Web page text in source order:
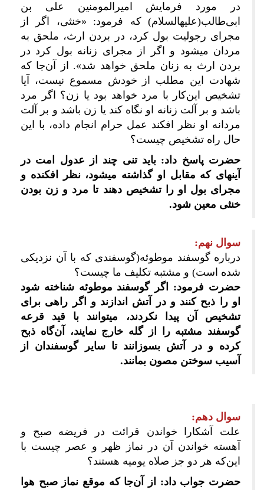
در مورد فرمایش امیرالمومنین علی بن
ابی‌طالب(علیه‎السلام) که فرمود: «خنثی، اگر از
مجرای رجولیت بول کرد، در بردن ارث، ملحق به
مردان می‎شود و اگر از مجرای زنانه بول کرد در
بردن ارث به زنان ملحق خواهد شد». از آن‌جا که
شهادت این مطلب از خودش مسموع نیست، آیا
تشخیص این‌کار با مرد خواهد بود یا زن؟ اگر مرد
باشد و بر آلت زنانه او نگاه کند یا زن باشد و بر آلت
مردانه او نظر افکند عمل حرام انجام داده، با این
حال راه تشخیص چیست؟
حضرت پاسخ داد: باید تنی چند از عدول امت در
آینه‎ای که مقابل او گذاشته می‎شود، نظر افکنده و
مجرای بول او را تشخیص دهند تا مرد و زن بودن
خنثی معین شود.
سوال نهم:
درباره گوسفند موطوئه(گوسفندی که با آن نزدیکی
شده است) و مشتبه تکلیف ما چیست؟
حضرت فرمود: اگر گوسفند موطوئه شناخته شود
او را ذبح کنند و در آتش اندازند و اگر راهی برای
تشخیص آن پیدا نکردند، می‎توانند با قید قرعه
گوسفند مشتبه را از گله خارج نمایند، آن‌گاه ذبح
کرده و در آتش بسوزانند تا سایر گوسفندان از
آسیب سوختن مصون بمانند.
سوال دهم:
علت آشکارا خواندن قرائت در فریضه صبح و
آهسته خواندن آن در نماز ظهر و عصر چیست با
این‌که هر دو جز صلاه یومیه هستند؟
حضرت جواب داد: از آن‌جا که موقع نماز صبح هوا